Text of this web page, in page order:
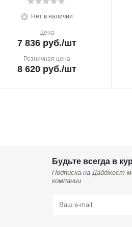
Нет в наличии
Цена
7 836руб./шт
Розничная цена
8 620руб./шт
Будьте всегда в
Подписка на Дайджест
компании